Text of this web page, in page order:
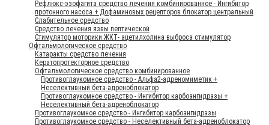
Рефлюкс-эзофагита средство лечения комбинированное - Ингибитор
протонного насоса + Дофаминовых рецепторов блокатор центральный
Слабительное средство
Средство лечения язвы пептической
Стимулятор моторики ЖКТ- ацетилхолина выброса стимулятор
Офтальмологическое средство
Катаракты средство лечения
Кератопротекторное средство
Офтальмологическое средство комбинированное
Противоглаукомное средство - Альфа2-адреномиметик +
Неселективный бета-адреноблокатор
Противоглаукомное средство - Ингибитор карбоангидразы +
Неселективный бета-адреноблокатор
Противоглаукомное средство - Ингибитор карбоангидразы
Противоглаукомное средство - Неселективный бета-адреноблокатор